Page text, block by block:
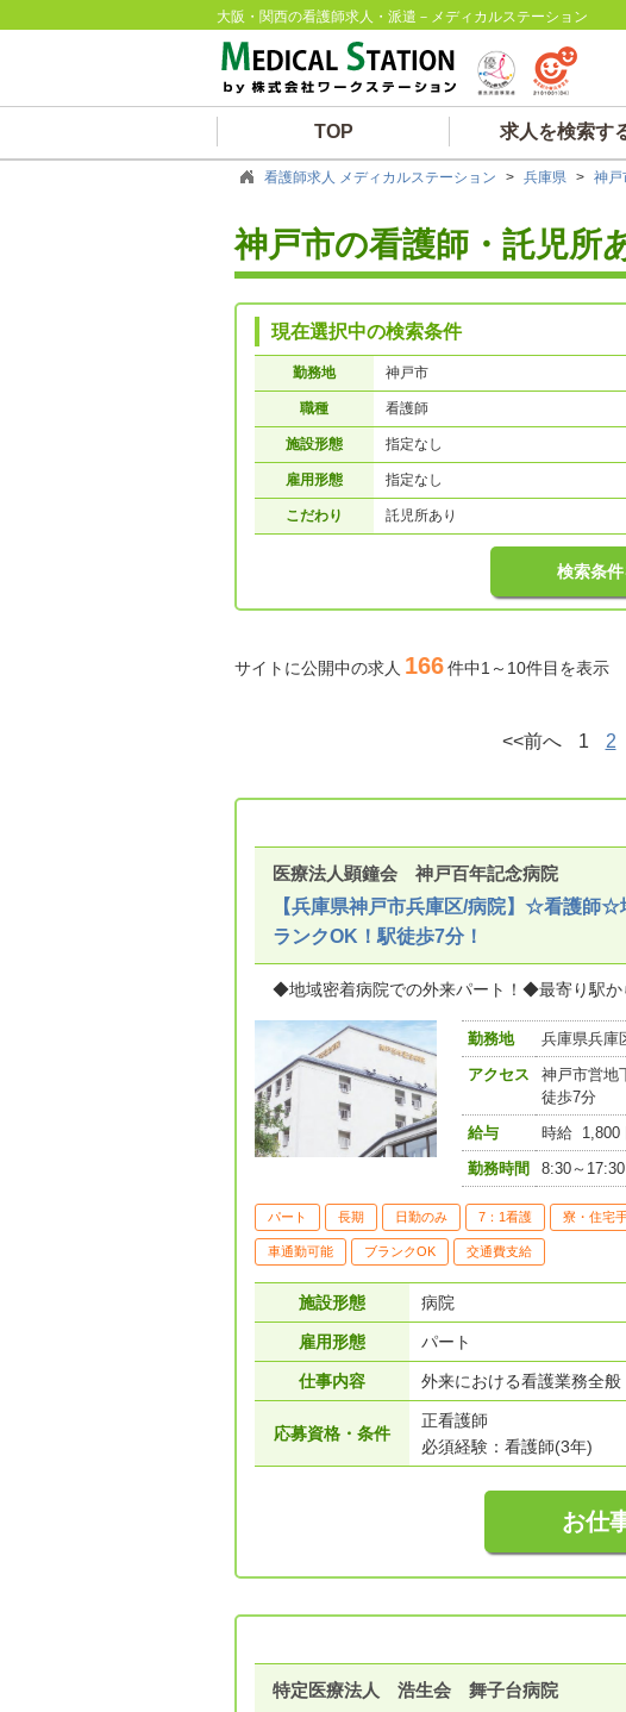
大阪・関西の看護師求人・派遣－メディカルステーション
TOP 求人を検索す
看護師求人 メディカルステーション > 兵庫県 > 神戸
神戸市の看護師・託児所
現在選択中の検索条件
勤務地 神戸市
職種 看護師
施設形態 指定なし
雇用形態 指定なし
こだわり 託児所あり
検索条
サイトに公開中の求人 166件中1～10件目を表示
<<前へ 1 2
医療法人顕鐘会 神戸百年記念病院
【兵庫県神戸市兵庫区/病院】☆看護師
ランクOK！駅徒歩7分！
◆地域密着病院での外来パート！◆最寄り駅か
勤務地
兵庫県兵庫
アクセス
神戸市営
徒歩7分
給与
時給 1,800
勤務時間
8:30～
パート 長期 日勤のみ 7：1看護 寮・住宅
車通勤可能 ブランクOK 交通費支給
施設形態 病院
雇用形態 パート
仕事内容 外来における看護業務全
応募資格・条件
正看護師
必須経験：看護師(3年)
お仕
特定医療法人 浩生会 舞子台病院